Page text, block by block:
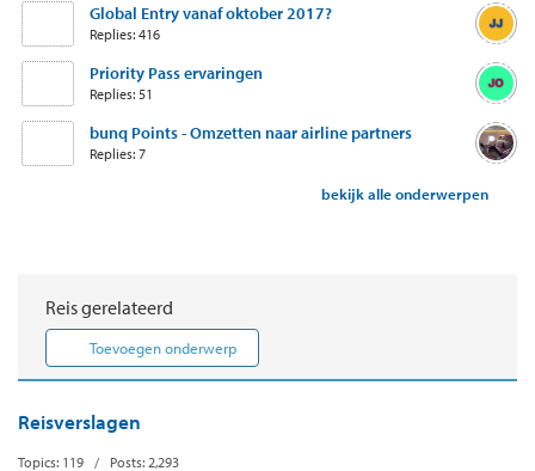
Global Entry vanaf oktober 2017?
Replies: 416
Priority Pass ervaringen
Replies: 51
bunq Points - Omzetten naar airline partners
Replies: 7
bekijk alle onderwerpen
Reis gerelateerd
Toevoegen onderwerp
Reisverslagen
Topics: 119 / Posts: 2,293